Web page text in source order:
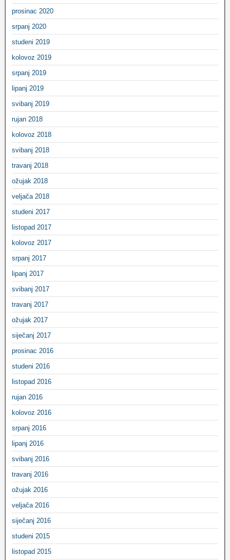
prosinac 2020
srpanj 2020
studeni 2019
kolovoz 2019
srpanj 2019
lipanj 2019
svibanj 2019
rujan 2018
kolovoz 2018
svibanj 2018
travanj 2018
ožujak 2018
veljača 2018
studeni 2017
listopad 2017
kolovoz 2017
srpanj 2017
lipanj 2017
svibanj 2017
travanj 2017
ožujak 2017
siječanj 2017
prosinac 2016
studeni 2016
listopad 2016
rujan 2016
kolovoz 2016
srpanj 2016
lipanj 2016
svibanj 2016
travanj 2016
ožujak 2016
veljača 2016
siječanj 2016
studeni 2015
listopad 2015